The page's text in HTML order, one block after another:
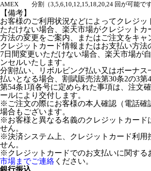
AMEX
分割（3,5,6,10,12,15,18,20,24 回が可能で
【備考】
お客様のご利用状況などによってクレジッ
ただけない場合、楽天市場がクレジットカ
方法の変更をご案内、またはご注文をキャ
クレジットカード情報またはお支払い方法
7日間変更いただけない場合、楽天市場が
ンセルいたします。
分割払い、リボルビング払い又はボーナス
払いとなる場合、割賦販売法第30条2の3第
第54条1項各号に定められた事項は、注文
ールにより交付します。
※ご注文の際にお客様の本人確認（電話確
場合もございます。
※お客様と異なる名義のクレジットカード
せん。
※決済システム上、クレジットカード利用
せん。
※クレジットカードでのお支払いに関する
市場までご連絡 ください。
銀行振込